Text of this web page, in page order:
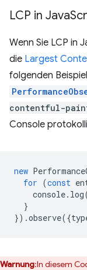
LCP in Java
Wenn Sie LCP in
die Largest
folgenden
contentful-
Console
new
for (const
console. log
}
}).observe({
Warnung:In diesem